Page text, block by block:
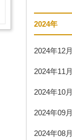
2024年
2024年12月
2024年11月
2024年10月
2024年09月
2024年08月